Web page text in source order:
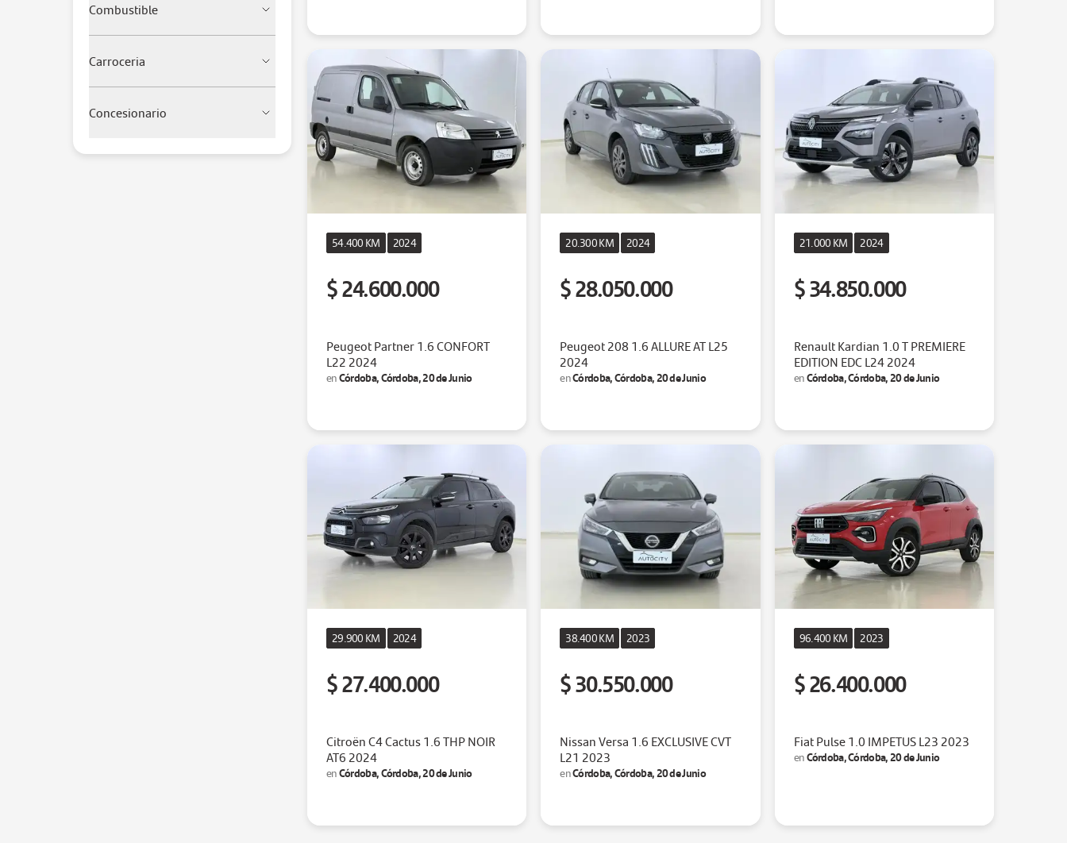
Combustible
Carroceria
Concesionario
54.400 KM 2024
$ 24.600.000
Peugeot Partner 1.6 CONFORT
L22 2024
enCórdoba, Córdoba, 20 de Junio
20.300 KM 2024
$ 28.050.000
Peugeot 208 1.6 ALLURE AT L25
2024
enCórdoba, Córdoba, 20 de Junio
21.000 KM 2024
$ 34.850.000
Renault Kardian 1.0 T PREMIERE
EDITION EDC L24 2024
enCórdoba, Córdoba, 20 de Junio
29.900 KM 2024
$ 27.400.000
Citroën C4 Cactus 1.6 THP NOIR
AT6 2024
enCórdoba, Córdoba, 20 de Junio
38.400 KM 2023
$ 30.550.000
Nissan Versa 1.6 EXCLUSIVE CVT
L21 2023
enCórdoba, Córdoba, 20 de Junio
96.400 KM 2023
$ 26.400.000
Fiat Pulse 1.0 IMPETUS L23 2023
enCórdoba, Córdoba, 20 de Junio